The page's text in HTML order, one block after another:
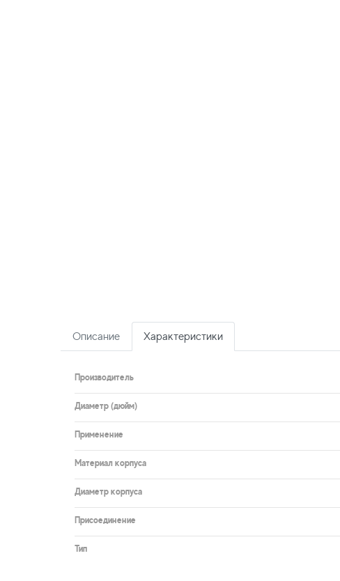
Описание Характеристики
Производитель
Диаметр (дюйм)
Применение
Материал корпуса
Диаметр корпуса
Присоединение
Тип